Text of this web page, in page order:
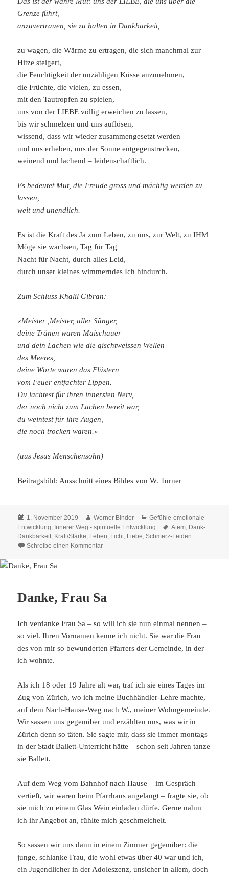
Grenze führt,
anzuvertrauen, sie zu halten in Dankbarkeit,
zu wagen, die Wärme zu ertragen, die sich manchmal zur
Hitze steigert,
die Feuchtigkeit der unzähligen Küsse anzunehmen,
die Früchte, die vielen, zu essen,
mit den Tautropfen zu spielen,
uns von der LIEBE völlig erweichen zu lassen,
bis wir schmelzen und uns auflösen,
wissend, dass wir wieder zusammengesetzt werden
und uns erheben, uns der Sonne entgegenstrecken,
weinend und lachend – leidenschaftlich.
Es bedeutet Mut, die Freude gross und mächtig werden zu
lassen,
weit und unendlich.
Es ist die Kraft des Ja zum Leben, zu uns, zur Welt, zu IHM
Möge sie wachsen, Tag für Tag
Nacht für Nacht, durch alles Leid,
durch unser kleines wimmerndes Ich hindurch.
Zum Schluss Khalil Gibran:
«Meister ,Meister, aller Sänger,
deine Tränen waren Maischauer
und dein Lachen wie die gischtweissen Wellen
des Meeres,
deine Worte waren das Flüstern
vom Feuer entfachter Lippen.
Du lachtest für ihren innersten Nerv,
der noch nicht zum Lachen bereit war,
du weintest für ihre Augen,
die noch trocken waren.»
(aus Jesus Menschensohn)
Beitragsbild: Ausschnitt eines Bildes von W. Turner
Veröffentlicht
am
1. November 2019 Autor
Werner Binder Kategorien
Gefühle-emotionale
Entwicklung Innerer Weg - spirituelle Entwicklung Schlagwörter
Atem Dank-
Dankbarkeit Kraft/Stärke Leben Licht Liebe ,Schmerz-Leiden
Schreibe einen Kommentarzu Lebensmut
Danke, Frau Sa
Ich verdanke Frau Sa – so will ich sie nun einmal nennen –
so viel. Ihren Vornamen kenne ich nicht. Sie war die Frau
des von mir so bewunderten Pfarrers der Gemeinde, in der
ich wohnte.
Als ich 18 oder 19 Jahre alt war, traf ich sie eines Tages im
Zug von Zürich, wo ich meine Buchhändler-Lehre machte,
auf dem Nach-Hause-Weg nach W., meiner Wohngemeinde.
Wir sassen uns gegenüber und erzählten uns, was wir in
Zürich denn so täten. Sie sagte mir, dass sie immer montags
in der Stadt Ballett-Unterricht hätte – schon seit Jahren tanze
sie Ballett.
Auf dem Weg vom Bahnhof nach Hause – im Gespräch
vertieft, wir waren beim Pfarrhaus angelangt – fragte sie, ob
sie mich zu einem Glas Wein einladen dürfe. Gerne nahm
ich ihr Angebot an, fühlte mich geschmeichelt.
So sassen wir uns dann in einem Zimmer gegenüber: die
junge, schlanke Frau, die wohl etwas über 40 war und ich,
ein Jugendlicher in der Adoleszenz, unsicher in allem, doch